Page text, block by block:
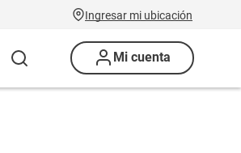
Ingresar mi ubicación
Mi cuenta